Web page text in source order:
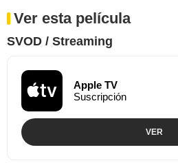
Ver esta película
SVOD / Streaming
Apple TV
Suscripción
VER